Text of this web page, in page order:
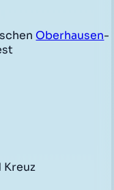
Oberhausen-